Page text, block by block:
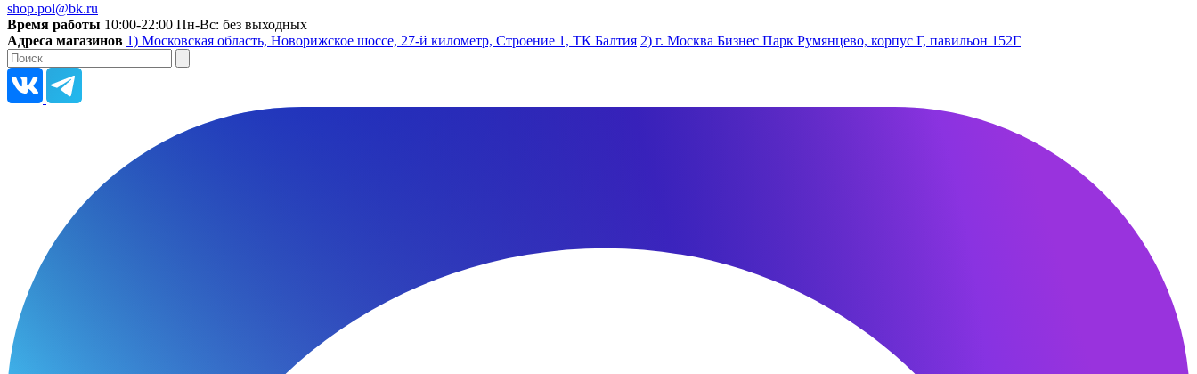
shop.pol@bk.ru
Время работы 10:00-22:00 Пн-Вс: без выходных
Адреса магазинов 1) Московская область, Новорижское шоссе, 27-й километр, Строение 1, ТК Балтия 2) г. Москва Бизнес Парк Румянцево, корпус Г, павильон 152Г